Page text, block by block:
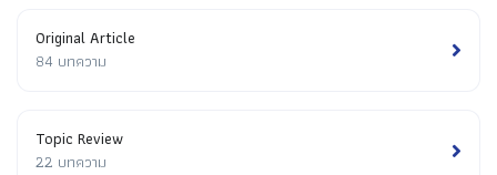
Original Article
84 บทความ
Topic Review
22 บทความ